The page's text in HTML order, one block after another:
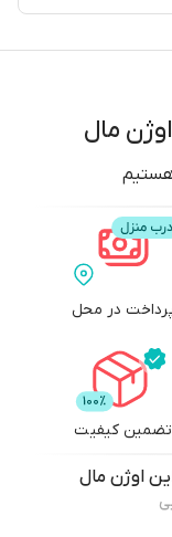
مال
در محل
تضمین کیفیت
اوژن مال